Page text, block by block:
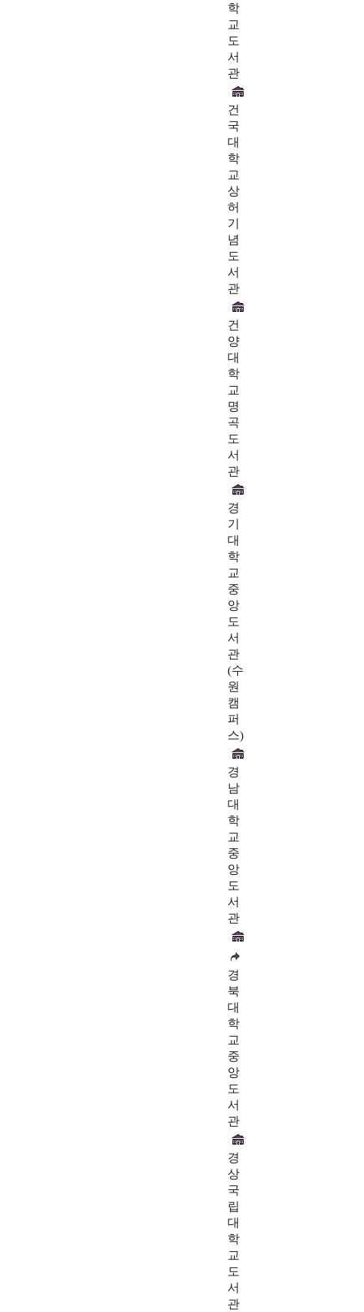
학
교
도
서
관
건
국
대
학
교
상
허
기
념
도
서
관
건
양
대
학
교
명
곡
도
서
관
경
기
대
학
교
중
앙
도
서
관
(수
원
캠
퍼
스)
경
남
대
학
교
중
앙
도
서
관
경
북
대
학
교
중
앙
도
서
관
경
상
국
립
대
학
교
도
서
관